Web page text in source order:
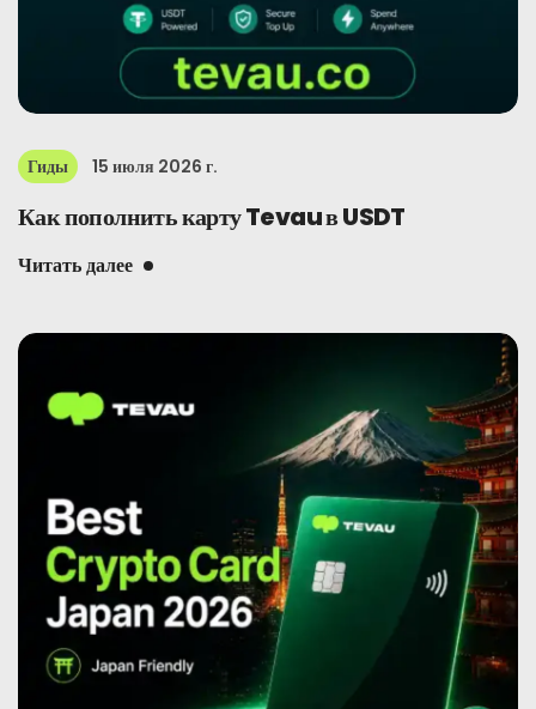
Гиды 15 июля 2026 г.
Как пополнить карту Tevau в USDT
Читать далее